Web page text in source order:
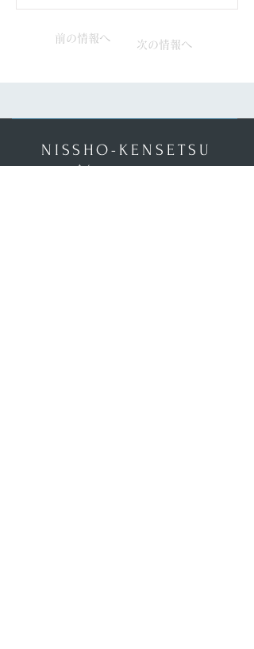
前の情報へ
次の情報へ
NISSHO-KENSETSU